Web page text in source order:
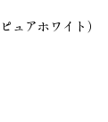
ュアホワイト）